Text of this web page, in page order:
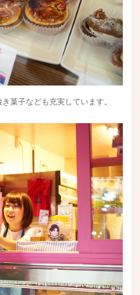
菓子なども充実しています。